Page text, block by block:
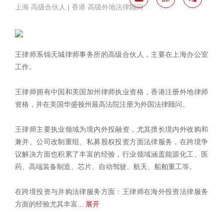
上海 高级合伙人 | 香港 高级外地法律顾问
王律师系锦天城律师事务所的高级合伙人，主要在上海办公室
工作。
王律师拥有中国和美国加州律师执业资格，香港注册外地律师
资格，并在美国华盛顿州最高法院注册为外国法律顾问。
王律师主要执业领域为境内外投融资，尤其擅长境内外收购和
兼并、公司改制重组、私募股权投资方面法律服务，在跨境争
议解决方面也积累了丰富的经验，行业领域涵盖能源化工、医
药、高端装备制造、芯片、自动驾驶、航天、船舶重工等。
在跨境投资与并购法律服务方面：王律师在海外投资法律服务
方面的经验尤其丰富 ... 展开